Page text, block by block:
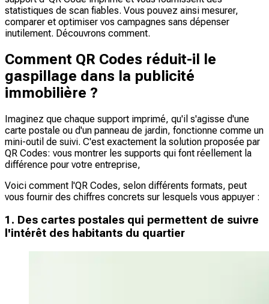
statistiques de scan fiables. Vous pouvez ainsi mesurer,
comparer et optimiser vos campagnes sans dépenser
inutilement. Découvrons comment.
Comment QR Codes réduit-il le
gaspillage dans la publicité
immobilière ?
Imaginez que chaque support imprimé, qu'il s'agisse d'une
carte postale ou d'un panneau de jardin, fonctionne comme un
mini-outil de suivi. C'est exactement la solution proposée par
QR Codes: vous montrer les supports qui font réellement la
différence pour votre entreprise,
Voici comment l'QR Codes, selon différents formats, peut
vous fournir des chiffres concrets sur lesquels vous appuyer :
1. Des cartes postales qui permettent de suivre
l'intérêt des habitants du quartier